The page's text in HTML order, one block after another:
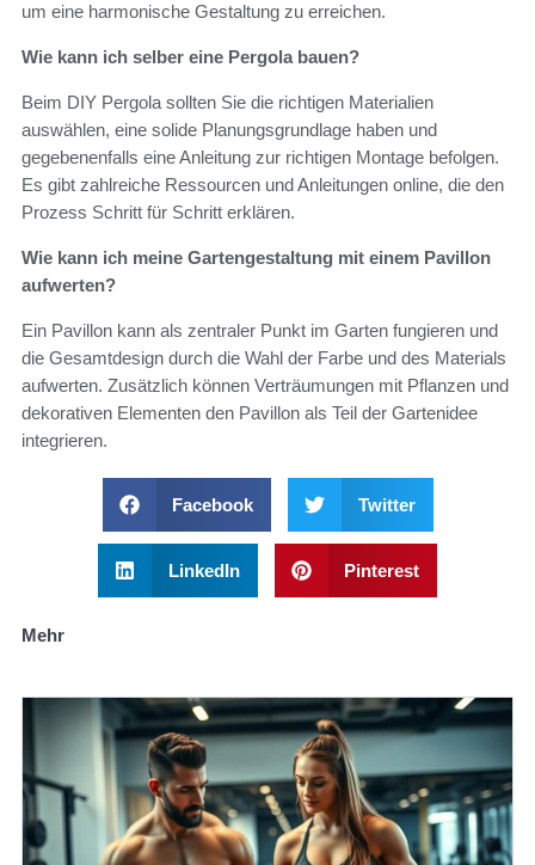
um eine harmonische Gestaltung zu erreichen.
Wie kann ich selber eine Pergola bauen?
Beim DIY Pergola sollten Sie die richtigen Materialien
auswählen, eine solide Planungsgrundlage haben und
gegebenenfalls eine Anleitung zur richtigen Montage befolgen.
Es gibt zahlreiche Ressourcen und Anleitungen online, die den
Prozess Schritt für Schritt erklären.
Wie kann ich meine Gartengestaltung mit einem Pavillon
aufwerten?
Ein Pavillon kann als zentraler Punkt im Garten fungieren und
die Gesamtdesign durch die Wahl der Farbe und des Materials
aufwerten. Zusätzlich können Verträumungen mit Pflanzen und
dekorativen Elementen den Pavillon als Teil der Gartenidee
integrieren.
Facebook Twitter
LinkedIn Pinterest
Mehr